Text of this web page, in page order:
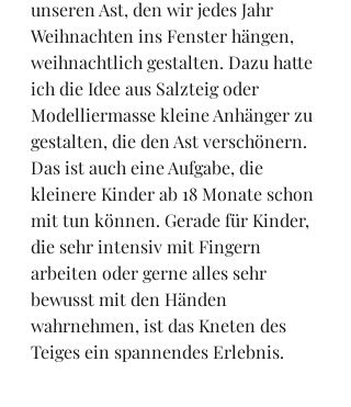
unseren Ast, den wir jedes Jahr
Weihnachten ins Fenster hängen,
weihnachtlich gestalten. Dazu hatte
ich die Idee aus Salzteig oder
Modelliermasse kleine Anhänger zu
gestalten, die den Ast verschönern.
Das ist auch eine Aufgabe, die
kleinere Kinder ab 18 Monate schon
mit tun können. Gerade für Kinder,
die sehr intensiv mit Fingern
arbeiten oder gerne alles sehr
bewusst mit den Händen
wahrnehmen, ist das Kneten des
Teiges ein spannendes Erlebnis.